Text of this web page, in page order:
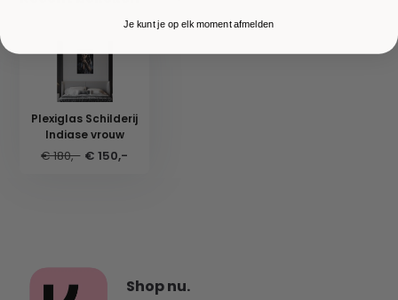
Plexiglas Schilderij
Indiase vrouw
€ 180,- € 150,-
Shop nu.
Je kunt je op elk moment afmelden